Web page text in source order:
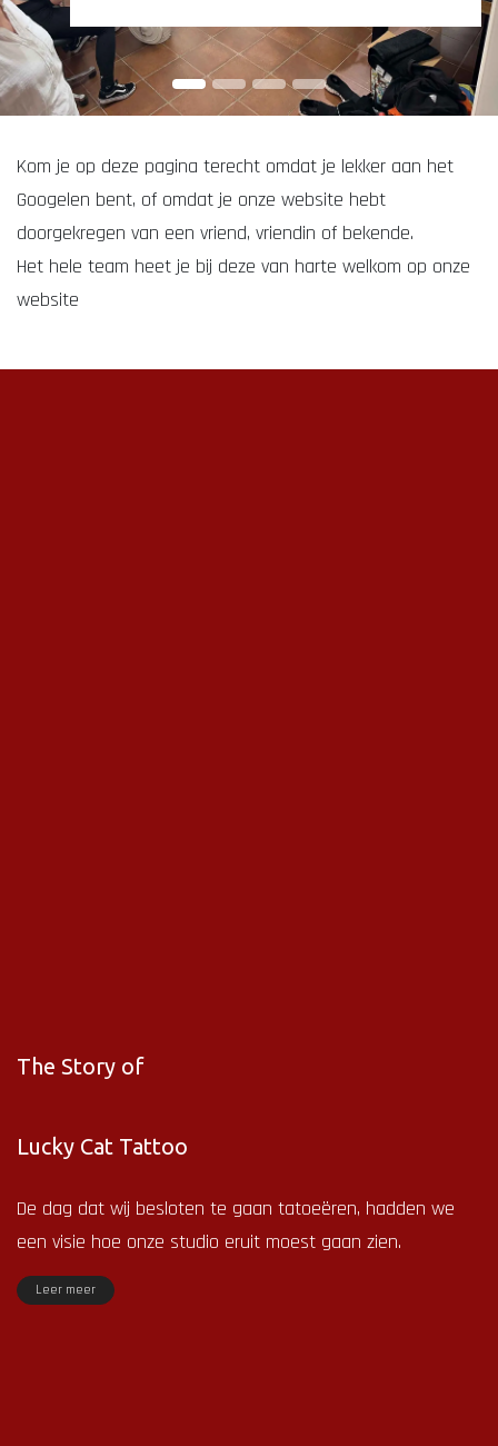
Kom je op deze pagina terecht omdat je lekker aan het
Googelen bent, of omdat je onze website hebt
doorgekregen van een vriend, vriendin of bekende.
Het hele team heet je bij deze van harte welkom op onze
website
The Story of
Lucky Cat Tattoo
De dag dat wij besloten te gaan tatoeëren, hadden we
een visie hoe onze studio eruit moest gaan zien.
Leer meer